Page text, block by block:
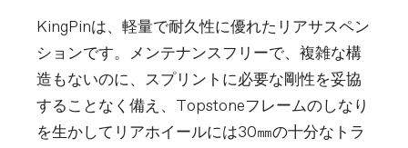
KingPinは、軽量で耐久性に優れたリアサスペン
ションです。メンテナンスフリーで、複雑な構
造もないのに、スプリントに必要な剛性を妥協
することなく備え、Topstoneフレームのしなり
を生かしてリアホイールには30㎜の十分なトラ
(Garmin/Wahoo)
※重量は、構成されるフレーム、パーツ、ペイントのカラーに
よって個体差や仕様の変更があるため実際の製品とは異なる場
※スペックは予告なく変更する場合があります。予めご了承く